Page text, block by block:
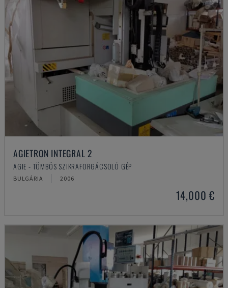
AGIETRON INTEGRAL 2
AGIE - TÖMBÖS SZIKRAFORGÁCSOLÓ GÉP
BULGÁRIA 2006
14,000 €